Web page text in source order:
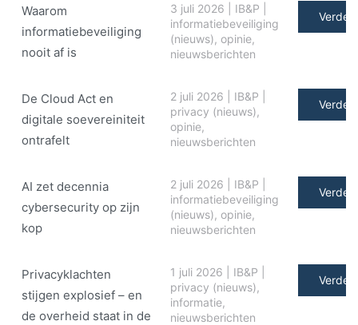
Waarom
informatiebeveiliging
nooit af is
3 juli 2026 IB&P
informatiebeveiliging
(nieuws), opinie,
nieuwsberichten
Verder
De Cloud Act en
digitale soe­ve­rei­ni­teit
ontrafelt
2 juli 2026 IB&P
privacy (nieuws),
opinie,
nieuwsberichten
Verder
AI zet decennia
cybersecurity op zijn
kop
2 juli 2026 IB&P
informatiebeveiliging
(nieuws), opinie,
nieuwsberichten
Verder
Privacyklachten
stijgen explosief – en
de overheid staat in de
1 juli 2026 IB&P
privacy (nieuws),
informatie,
nieuwsberichten
Verder